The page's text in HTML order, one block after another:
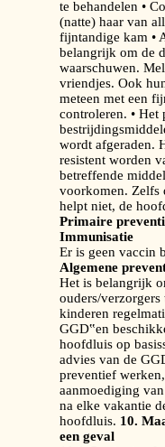
te behandelen •
(natte) haar van
fijntandige kam •
belangrijk om de
waarschuwen.
vriendjes. Ook
meteen met een
controleren. •
wordt afgeraden.
resistent worden
betreffende
voorkomen. Zelfs
helpt niet, de
Primaire
Immunisatie
Er is geen vaccin
Algemene
Het is belangrijk
ouders/
kinderen
GGD‟en
hoofdluis op
advies van de
preventief
aanmoediging
na elke vakantie
hoofdluis. 10.
een geval